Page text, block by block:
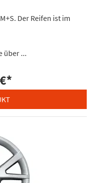
Der Reifen ist im
über ...
*